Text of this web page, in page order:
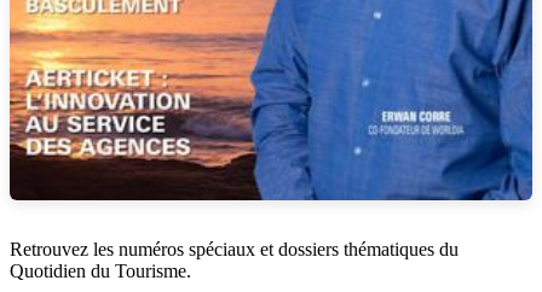
Retrouvez les numéros spéciaux et dossiers thématiques du
Quotidien du Tourisme.